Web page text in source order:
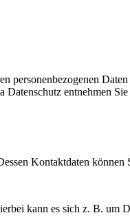
entnehmen
Kontaktdaten können
kann es sich z. B. um